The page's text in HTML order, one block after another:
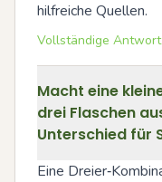
hilfreiche Quellen.
Vollständige
Macht eine
drei Flaschen
Unterschied für
Eine